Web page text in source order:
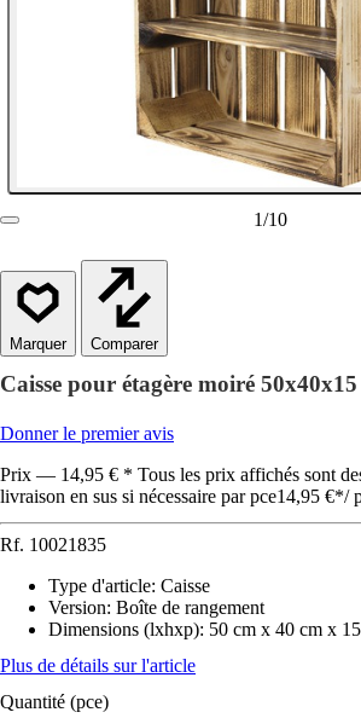
1/10
Comparer
Caisse pour étagère moiré
Donner le premier avis
Prix — 14,95 € * Tous les prix affichés sont
livraison en sus si nécessaire par pce14,95 €*/
Rf. 10021835
Type d'article: Caisse
Version: Boîte de rangement
Dimensions (lxhxp): 50 cm x 40 cm x
Plus de détails sur l'article
Quantité (pce)